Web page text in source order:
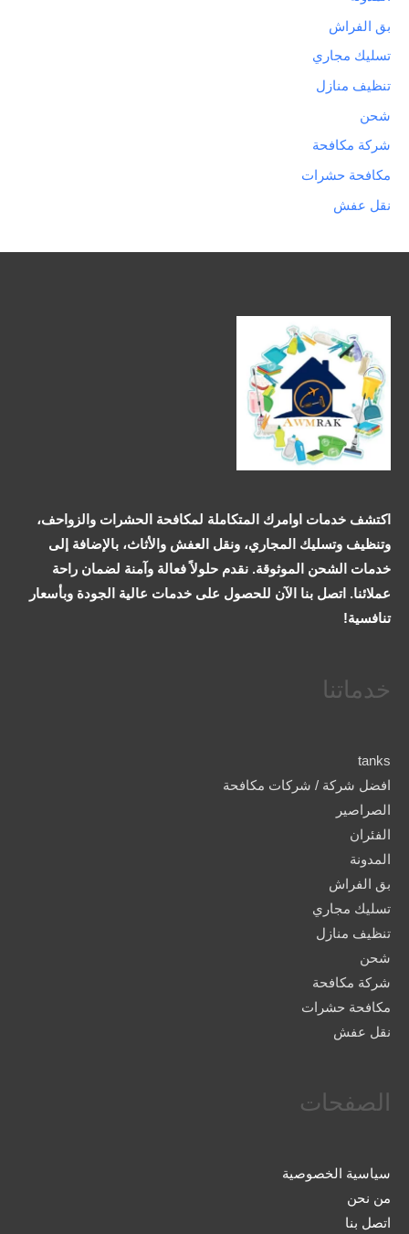
بق الفراش
تسليك مجاري
تنظيف منازل
شحن
شركة مكافحة
مكافحة حشرات
نقل عفش
اكتشف خدمات اوامرك المتكاملة لمكافحة الحشرات والزواحف،
وتنظيف وتسليك المجاري، ونقل العفش والأثاث، بالإضافة إلى
خدمات الشحن الموثوقة. نقدم حلولاً فعالة وآمنة لضمان راحة
عملائنا. اتصل بنا الآن للحصول على خدمات عالية الجودة وبأسعار
تنافسية!
خدماتنا
tanks
افضل شركة / شركات مكافحة
الصراصير
الفئران
المدونة
بق الفراش
تسليك مجاري
تنظيف منازل
شحن
شركة مكافحة
مكافحة حشرات
نقل عفش
الصفحات
سياسية الخصوصية
من نحن
اتصل بنا